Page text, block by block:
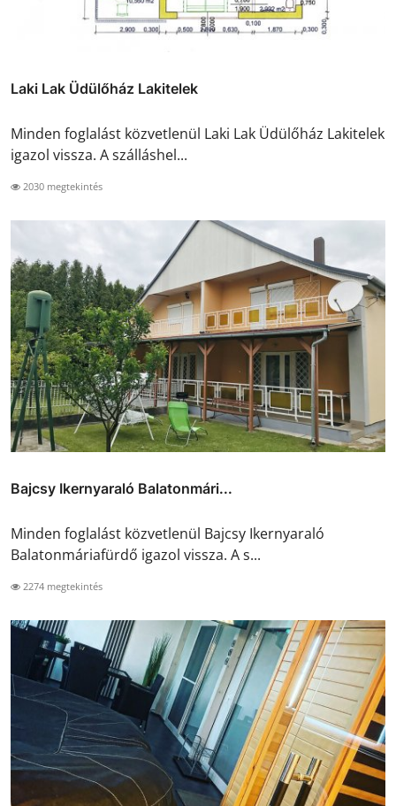
Laki Lak Üdülőház Lakitelek
Minden foglalást közvetlenül Laki Lak Üdülőház Lakitelek
igazol vissza. A szálláshel...
2030 megtekintés
Bajcsy Ikernyaraló Balatonmári...
Minden foglalást közvetlenül Bajcsy Ikernyaraló
Balatonmáriafürdő igazol vissza. A s...
2274 megtekintés